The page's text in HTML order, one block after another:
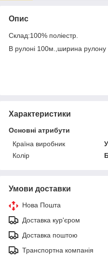
Опис
Склад:100% поліестр.
В рулоні 100м.,ширина рулону
Характеристики
Основні атрибути
Країна виробник
Колір
Умови доставки
Нова Пошта
Доставка кур'єром
Доставка поштою
Транспортна компанія